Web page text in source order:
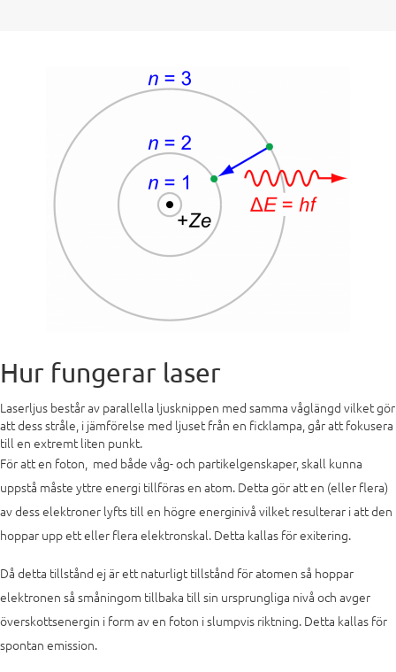
Hur fungerar laser
Laserljus består av parallella ljusknippen med samma våglängd vilket gör
att dess stråle, i jämförelse med ljuset från en ficklampa, går att fokusera
till en extremt liten punkt.
För att en foton, med både våg- och partikelgenskaper, skall kunna
uppstå måste yttre energi tillföras en atom. Detta gör att en (eller flera)
av dess elektroner lyfts till en högre energinivå vilket resulterar i att den
hoppar upp ett eller flera elektronskal. Detta kallas för exitering.
Då detta tillstånd ej är ett naturligt tillstånd för atomen så hoppar
elektronen så småningom tillbaka till sin ursprungliga nivå och avger
överskottsenergin i form av en foton i slumpvis riktning. Detta kallas för
spontan emission.